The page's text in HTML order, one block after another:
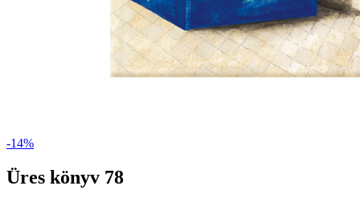
-14%
Üres könyv 78